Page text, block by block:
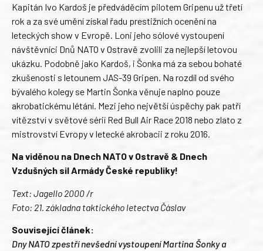
Kapitán Ivo Kardoš je předváděcím pilotem Gripenu už třetí
rok a za své umění získal řadu prestižních ocenění na
leteckých show v Evropě. Loni jeho sólové vystoupení
návštěvníci Dnů NATO v Ostravě zvolili za nejlepší letovou
ukázku. Podobně jako Kardoš, i Šonka má za sebou bohaté
zkušenosti s letounem JAS-39 Gripen. Na rozdíl od svého
bývalého kolegy se Martin Šonka věnuje naplno pouze
akrobatickému létání. Mezi jeho největší úspěchy pak patří
vítězství v světové sérií Red Bull Air Race 2018 nebo zlato z
mistrovství Evropy v letecké akrobacii z roku 2016.
Na viděnou na Dnech NATO v Ostravě & Dnech
Vzdušných sil Armády České republiky!
Text: Jagello 2000 /r
Foto: 21. základna taktického letectva Čáslav
Související článek:
Dny NATO zpestří nevšední vystoupení Martina Šonky a